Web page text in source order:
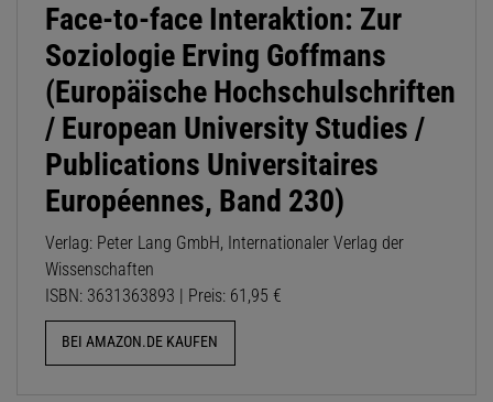
Face-to-face Interaktion: Zur
Soziologie Erving Goffmans
(Europäische Hochschulschriften
/ European University Studies /
Publications Universitaires
Européennes, Band 230)
Verlag: Peter Lang GmbH, Internationaler Verlag der
Wissenschaften
ISBN: 3631363893 | Preis: 61,95 €
BEI AMAZON.DE KAUFEN